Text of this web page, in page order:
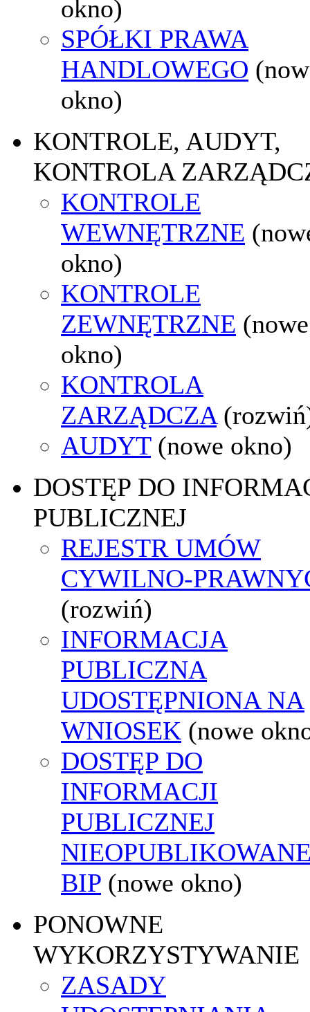
okno)
SPÓŁKI PRAWA
HANDLOWEGO
okno)
KONTROLE, AUDYT,
KONTROLA
KONTROLE
WEWNĘTRZNE
okno)
KONTROLE
ZEWNĘTRZNE (nowe
okno)
KONTROLA
ZARZĄDCZA
AUDYT (nowe okno)
DOSTĘP DO
PUBLICZNEJ
REJESTR UMÓW
CYWILNO-
(rozwiń)
INFORMACJA
PUBLICZNA
UDOSTĘPNIONA NA
WNIOSEK (nowe
DOSTĘP DO
INFORMACJI
PUBLICZNEJ
BIP (nowe okno)
PONOWNE
WYKORZYSTYWANIE
ZASADY